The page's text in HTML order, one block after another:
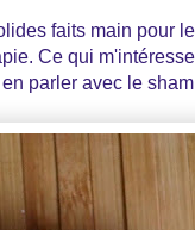
faits main pour
Ce qui
parler avec le